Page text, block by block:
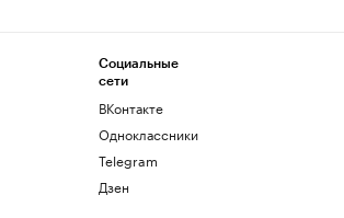
Социальные
сети
ВКонтакте
Одноклассники
Telegram
Дзен